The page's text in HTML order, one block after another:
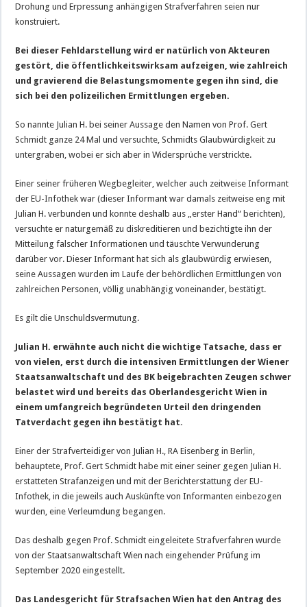
Drohung und Erpressung anhängigen Strafverfahren seien nur
konstruiert.
Bei dieser Fehldarstellung wird er natürlich von Akteuren
gestört, die öffentlichkeitswirksam aufzeigen, wie zahlreich
und gravierend die Belastungsmomente gegen ihn sind, die
sich bei den polizeilichen Ermittlungen ergeben.
So nannte Julian H. bei seiner Aussage den Namen von Prof. Gert
Schmidt ganze 24 Mal und versuchte, Schmidts Glaubwürdigkeit zu
untergraben, wobei er sich aber in Widersprüche verstrickte.
Einer seiner früheren Wegbegleiter, welcher auch zeitweise Informant
der EU-Infothek war (dieser Informant war damals zeitweise eng mit
Julian H. verbunden und konnte deshalb aus „erster Hand“ berichten),
versuchte er naturgemäß zu diskreditieren und bezichtigte ihn der
Mitteilung falscher Informationen und täuschte Verwunderung
darüber vor. Dieser Informant hat sich als glaubwürdig erwiesen,
seine Aussagen wurden im Laufe der behördlichen Ermittlungen von
zahlreichen Personen, völlig unabhängig voneinander, bestätigt.
Es gilt die Unschuldsvermutung.
Julian H. erwähnte auch nicht die wichtige Tatsache, dass er
von vielen, erst durch die intensiven Ermittlungen der Wiener
Staatsanwaltschaft und des BK beigebrachten Zeugen schwer
belastet wird und bereits das Oberlandesgericht Wien in
einem umfangreich begründeten Urteil den dringenden
Tatverdacht gegen ihn bestätigt hat.
Einer der Strafverteidiger von Julian H., RA Eisenberg in Berlin,
behauptete, Prof. Gert Schmidt habe mit einer seiner gegen Julian H.
erstatteten Strafanzeigen und mit der Berichterstattung der EU-
Infothek, in die jeweils auch Auskünfte von Informanten einbezogen
wurden, eine Verleumdung begangen.
Das deshalb gegen Prof. Schmidt eingeleitete Strafverfahren wurde
von der Staatsanwaltschaft Wien nach eingehender Prüfung im
September 2020 eingestellt.
Das Landesgericht für Strafsachen Wien hat den Antrag des